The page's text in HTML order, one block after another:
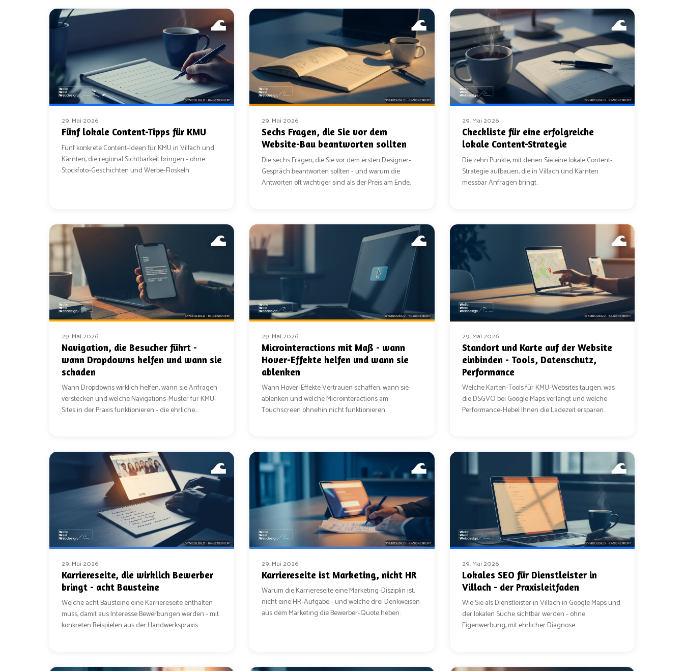
29. Mai 2026
Fünf lokale Content-Tipps für KMU
Fünf konkrete Content-Ideen für KMU in Villach und
Kärnten, die regional Sichtbarkeit bringen - ohne
Stockfoto-Geschichten und Werbe-Floskeln.
29. Mai 2026
Sechs Fragen, die Sie vor dem
Website-Bau beantworten sollten
Die sechs Fragen, die Sie vor dem ersten Designer-
Gespräch beantworten sollten - und warum die
Antworten oft wichtiger sind als der Preis am Ende.
29. Mai 2026
Checkliste für eine erfolgreiche
lokale Content-Strategie
Die zehn Punkte, mit denen Sie eine lokale Content-
Strategie aufbauen, die in Villach und Kärnten
messbar Anfragen bringt.
29. Mai 2026
Navigation, die Besucher führt -
wann Dropdowns helfen und wann sie
schaden
Wann Dropdowns wirklich helfen, wann sie Anfragen
verstecken und welche Navigations-Muster für KMU-
Sites in der Praxis funktionieren - die ehrliche
29. Mai 2026
Microinteractions mit Maß - wann
Hover-Effekte helfen und wann sie
ablenken
Wann Hover-Effekte Vertrauen schaffen, wann sie
ablenken und welche Microinteractions am
Touchscreen ohnehin nicht funktionieren.
29. Mai 2026
Standort und Karte auf der Website
einbinden - Tools, Datenschutz,
Performance
Welche Karten-Tools für KMU-Websites taugen, was
die DSGVO bei Google Maps verlangt und welche
Performance-Hebel Ihnen die Ladezeit ersparen.
29. Mai 2026
Karriereseite, die wirklich Bewerber
bringt - acht Bausteine
Welche acht Bausteine eine Karriereseite enthalten
muss, damit aus Interesse Bewerbungen werden - mit
konkreten Beispielen aus der Handwerkspraxis.
29. Mai 2026
Karriereseite ist Marketing, nicht HR
Warum die Karriereseite eine Marketing-Disziplin ist,
nicht eine HR-Aufgabe - und welche drei Denkweisen
aus dem Marketing die Bewerber-Quote heben.
29. Mai 2026
Lokales SEO für Dienstleister in
Villach - der Praxisleitfaden
Wie Sie als Dienstleister in Villach in Google Maps und
der lokalen Suche sichtbar werden - ohne
Eigenwerbung, mit ehrlicher Diagnose.